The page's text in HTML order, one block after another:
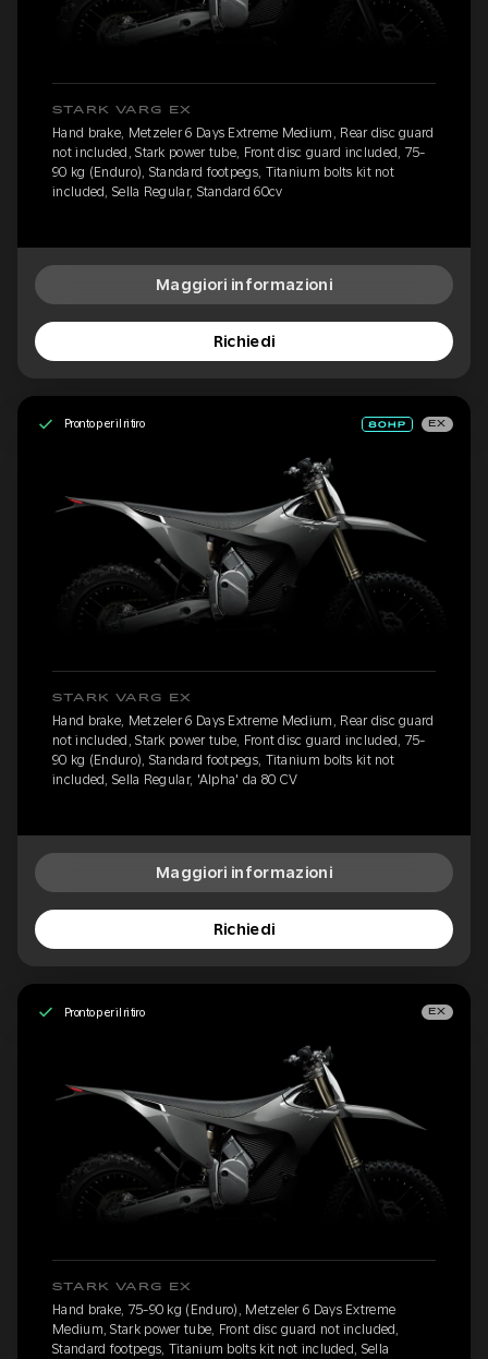
STARK VARG EX
Hand brake, Metzeler 6 Days Extreme Medium, Rear disc guard
not included, Stark power tube, Front disc guard included, 75-
90 kg (Enduro), Standard footpegs, Titanium bolts kit not
included, Sella Regular, Standard 60cv
Maggiori informazioni
Richiedi
Pronto per il ritiro EX
STARK VARG EX
Hand brake, Metzeler 6 Days Extreme Medium, Rear disc guard
not included, Stark power tube, Front disc guard included, 75-
90 kg (Enduro), Standard footpegs, Titanium bolts kit not
included, Sella Regular, 'Alpha' da 80 CV
Maggiori informazioni
Richiedi
Pronto per il ritiro EX
STARK VARG EX
Hand brake, 75-90 kg (Enduro), Metzeler 6 Days Extreme
Medium, Stark power tube, Front disc guard not included,
Standard footpegs, Titanium bolts kit not included, Sella